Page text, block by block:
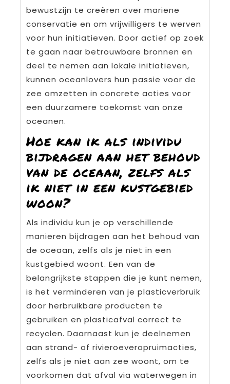
bewustzijn te creëren over mariene
conservatie en om vrijwilligers te werven
voor hun initiatieven. Door actief op zoek
te gaan naar betrouwbare bronnen en
deel te nemen aan lokale initiatieven,
kunnen oceanlovers hun passie voor de
zee omzetten in concrete acties voor
een duurzamere toekomst van onze
oceanen.
Hoe kan ik als individu
bijdragen aan het behoud
van de oceaan, zelfs als
ik niet in een kustgebied
woon?
Als individu kun je op verschillende
manieren bijdragen aan het behoud van
de oceaan, zelfs als je niet in een
kustgebied woont. Een van de
belangrijkste stappen die je kunt nemen,
is het verminderen van je plasticverbruik
door herbruikbare producten te
gebruiken en plasticafval correct te
recyclen. Daarnaast kun je deelnemen
aan strand- of rivieroeveropruimacties,
zelfs als je niet aan zee woont, om te
voorkomen dat afval via waterwegen in